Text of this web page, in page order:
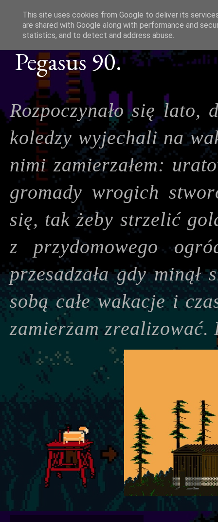
Pegasus 90.
Rozpoczynało się lato,
koledzy wyjechali na
nimi zamierzałem:
gromady wrogich
się, tak żeby strzelić
z przydomowego
przesadzała gdy
sobą całe wakacje i
zamierzam zrealizować.
This site uses cookies from Google to deliver its
are shared with Google along with performance and
statistics, and to detect and address abuse.